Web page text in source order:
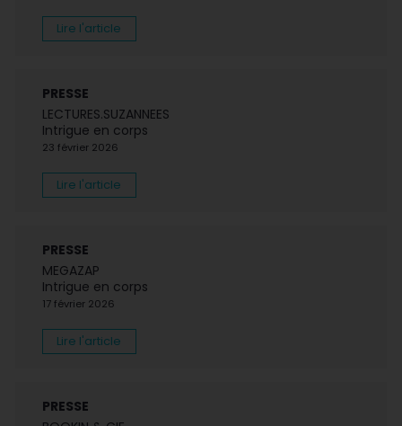
Lire l'article
PRESSE
LECTURES.SUZANNEES
Intrigue en corps
23 février 2026
Lire l'article
PRESSE
MEGAZAP
Intrigue en corps
17 février 2026
Lire l'article
PRESSE